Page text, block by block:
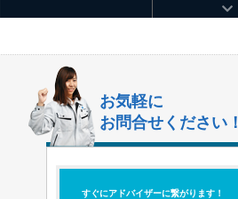
お気軽に
お問合せください！
すぐにアドバイザーに繋がります！